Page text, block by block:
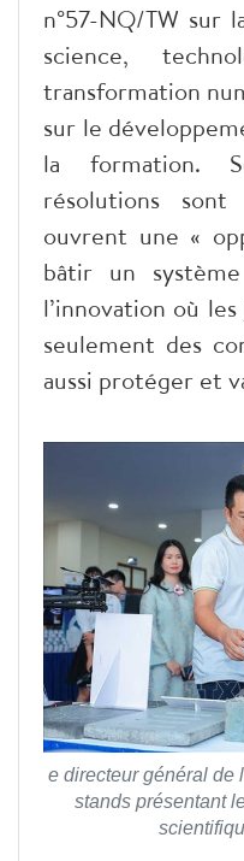
n°57-NQ/TW sur
science,
transformation
sur le
la formation.
résolutions
ouvrent une «
bâtir un
l’innovation où
seulement des
aussi protéger et
e directeur général de
stands présentant